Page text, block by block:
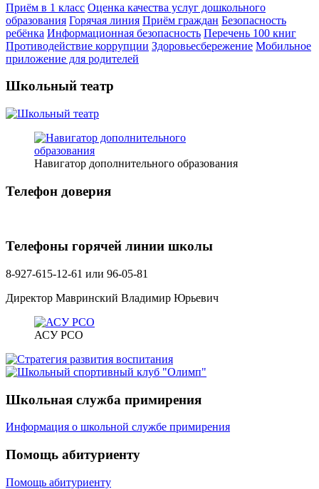
Приём в 1 класс Оценка качества услуг дошкольного
образования Горячая линия Приём граждан Безопасность
ребёнка Информационная безопасность Перечень 100 книг
Противодействие коррупции Здоровьесбережение Мобильное
приложение для родителей
Школьный театр
Навигатор дополнительного образования
Телефон доверия
Телефоны горячей линии школы
8-927-615-12-61 или 96-05-81
Директор Мавринский Владимир Юрьевич
АСУ РСО
Школьная служба примирения
Информация о школьной службе примирения
Помощь абитуриенту
Помощь абитуриенту